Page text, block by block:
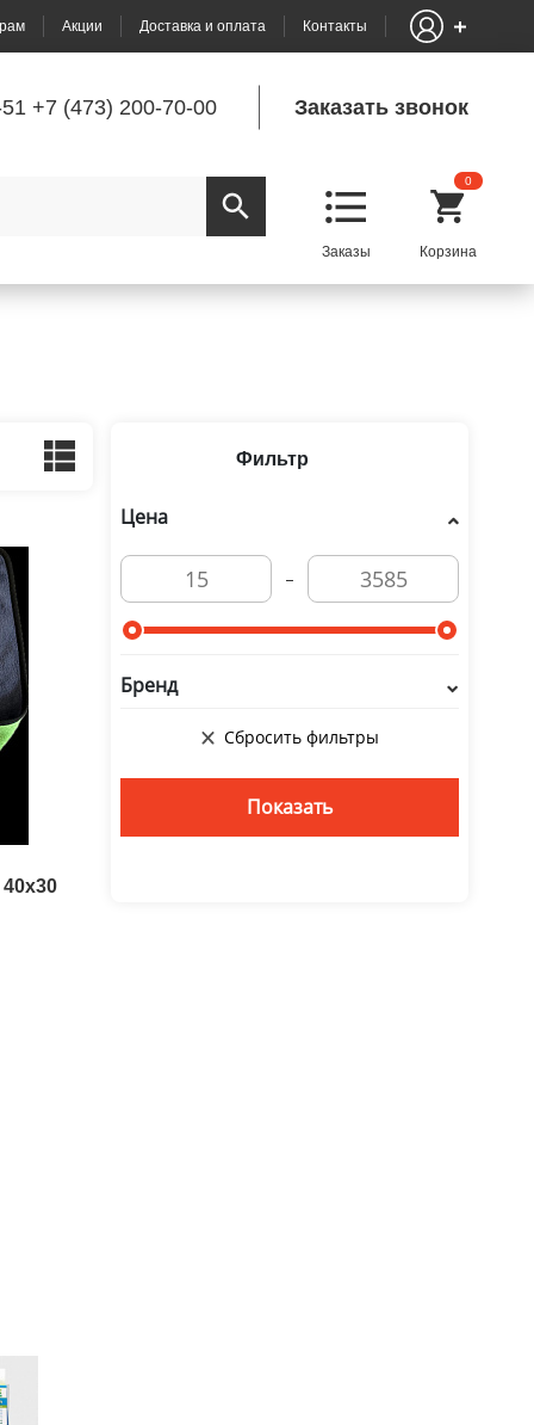
Акции Доставка и оплата Контакты
+7 (473) 200-70-00 Заказать звонок
0
Фильтр
Цена
Бренд